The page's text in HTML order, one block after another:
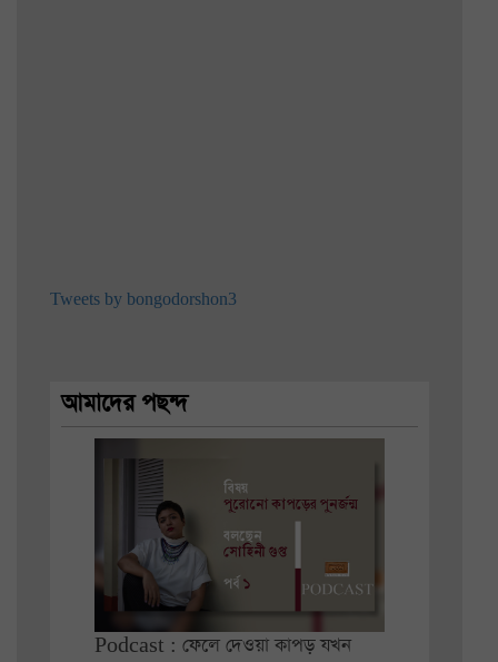
Tweets by bongodorshon3
আমাদের পছন্দ
Podcast : ফেলে দেওয়া কাপড় যখন